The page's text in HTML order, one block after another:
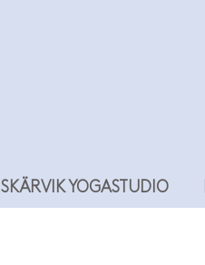
SKÄRVIK YOGASTUDIO